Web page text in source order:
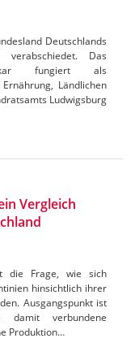
Deutschlands
verabschiedet. Das
fungiert als
Ländlichen
Ludwigsburg
Vergleich
die Frage, wie sich
hinsichtlich ihrer
Ausgangspunkt ist
damit verbundene
Produktion…